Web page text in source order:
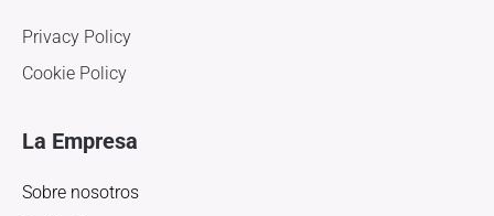
Privacy Policy
Cookie Policy
La Empresa
Sobre nosotros